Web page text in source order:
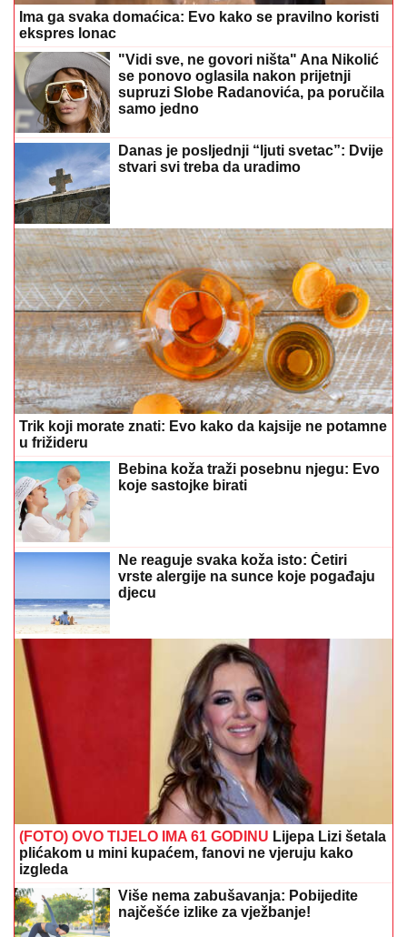
Danas je posljednji “ljuti svetac”: Dvije
stvari svi treba da uradimo
Trik koji morate znati: Evo kako da kajsije ne potamne
u frižideru
Bebina koža traži posebnu njegu: Evo
koje sastojke birati
Ne reaguje svaka koža isto: Četiri
vrste alergije na sunce koje pogađaju
(FOTO) OVO TIJELO IMA 61 GODINULijepa Lizi šetala
plićakom u mini kupaćem, fanovi ne vjeruju kako
izgleda
Više nema zabušavanja: Pobijedite
najčešće izlike za vježbanje!
Asmin Durdžić javno udario na rođenu
majku zbog Maje Marinković "Ona je
svijetu i ne zna da prestane"